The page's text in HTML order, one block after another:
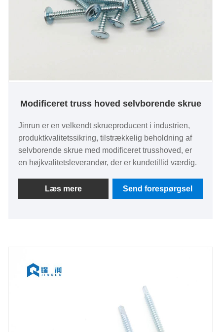
Modificeret truss hoved selvborende skrue
Jinrun er en velkendt skrueproducent i industrien,
produktkvalitetssikring, tilstrækkelig beholdning af
selvborende skrue med modificeret trusshoved, er
en højkvalitetsleverandør, der er kundetillid værdig.
Læs mere Send forespørgsel